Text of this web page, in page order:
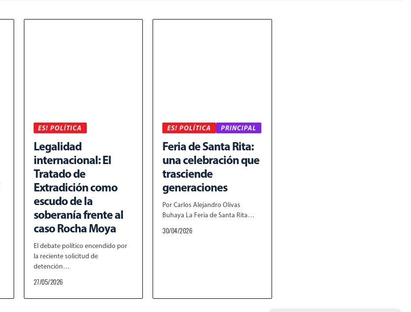
ES! POLÍTICA
Legalidad
internacional: El
Tratado de
Extradición como
escudo de la
soberanía frente al
caso Rocha Moya
El debate político encendido por
la reciente solicitud de
detención…
27/05/2026
ES! POLÍTICA PRINCIPAL
Feria de Santa Rita:
una celebración que
trasciende
generaciones
Por Carlos Alejandro Olivas
Buhaya La Feria de Santa Rita…
30/04/2026